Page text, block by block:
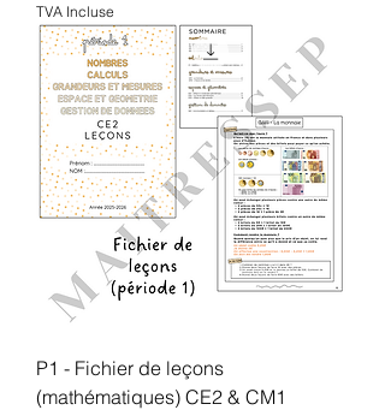
TVA Incluse
P1 - Fichier de leçons
(mathématiques) CE2 & CM1